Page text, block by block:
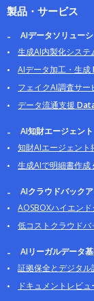
製品・サービス
AIデータソリュー
生成AI内製化システ
AIデータ加工・生成
フェイクAI調査サー
データ流通支援
AI知財エージェント
知財AIエージェント
生成AIで明細書作成
AIクラウドバック
AOSBOXハイエンド
低コストクラウド
AIリーガルデータ
証拠保全とデジタル
ドキュメントレビ